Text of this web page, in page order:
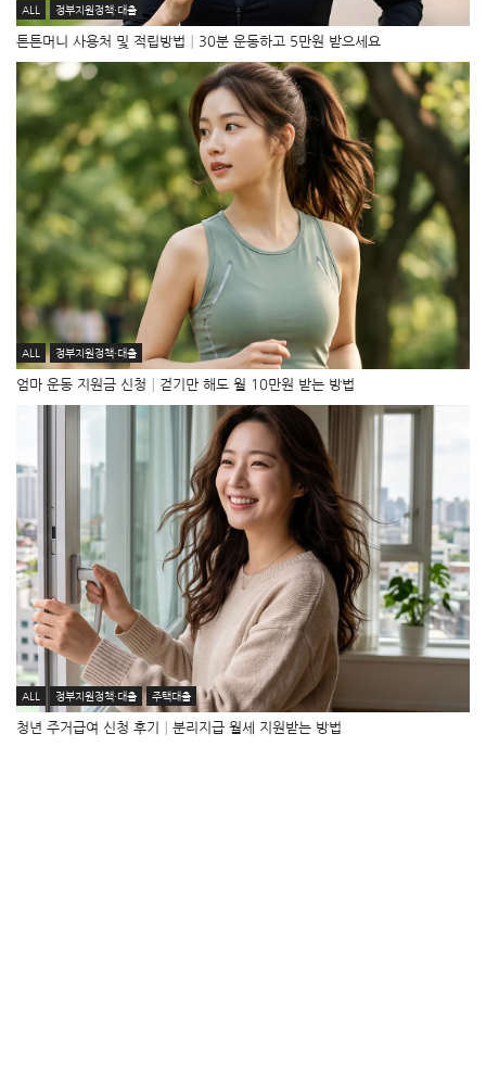
ALL 정부지원정책·대출
튼튼머니 사용처 및 적립방법│30분 운동하고 5만원 받으세요
ALL 정부지원정책·대출
엄마 운동 지원금 신청│걷기만 해도 월 10만원 받는 방법
ALL 정부지원정책·대출 주택대출
청년 주거급여 신청 후기│분리지급 월세 지원받는 방법